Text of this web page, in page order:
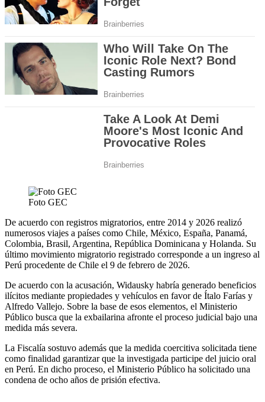
Foto GEC
De acuerdo con registros migratorios, entre 2014 y 2026 realizó
numerosos viajes a países como Chile, México, España, Panamá,
Colombia, Brasil, Argentina, República Dominicana y Holanda. Su
último movimiento migratorio registrado corresponde a un ingreso al
Perú procedente de Chile el 9 de febrero de 2026.
De acuerdo con la acusación, Widausky habría generado beneficios
ilícitos mediante propiedades y vehículos en favor de Ítalo Farías y
Alfredo Vallejo. Sobre la base de esos elementos, el Ministerio
Público busca que la exbailarina afronte el proceso judicial bajo una
medida más severa.
La Fiscalía sostuvo además que la medida coercitiva solicitada tiene
como finalidad garantizar que la investigada participe del juicio oral
en Perú. En dicho proceso, el Ministerio Público ha solicitado una
condena de ocho años de prisión efectiva.